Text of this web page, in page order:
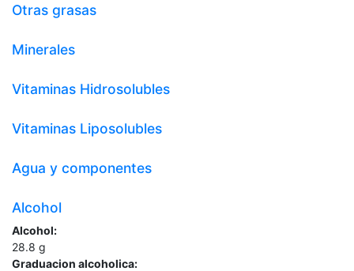
Otras grasas
Minerales
Vitaminas Hidrosolubles
Vitaminas Liposolubles
Agua y componentes
Alcohol
Alcohol:
28.8 g
Graduacion alcoholica: